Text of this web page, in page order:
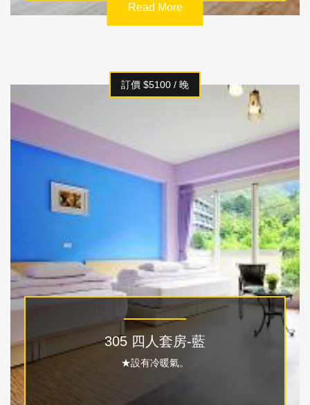
Read More
訂價 $5100 / 晚
305 四人套房-藍
★設有冷暖氣。